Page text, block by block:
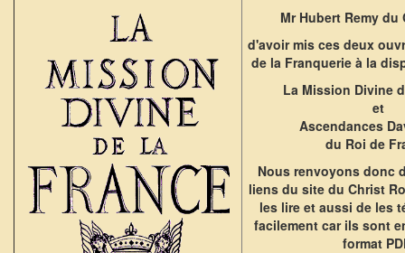
Mr Hubert Remy du
d'avoir mis ces deux
de la Franquerie à la
La Mission Divine
et
Ascendances
du Roi de
Nous renvoyons donc
liens du site du Christ
les lire et aussi de les
facilement car ils sont
format